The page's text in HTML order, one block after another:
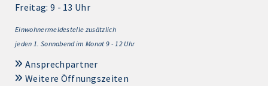
Freitag: 9 - 13 Uhr
Einwohnermeldestelle zusätzlich
jeden 1. Sonnabend im Monat 9 - 12 Uhr
Ansprechpartner
Weitere Öffnungszeiten